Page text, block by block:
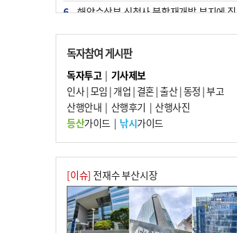
6
해양수산부 신청사 북항재개발 부지에 짓
7
지역 상권도 말라죽을 판이라…가뭄 속 밀
양물축제 강행 논란
8
통영시민 추석 전 35만 원 받는다
9
부산 철강공장 50대 노동자 추락사
10 국힘 부산시당, ‘정이한 조력’ 시의원 윤리
위에…‘한동훈 지지’도 신고접수
독자참여 게시판
독자투고| 기사제보
인사|모임 | 개업 | 결혼|출산|동정 |부고
산행안내 | 산행후기 | 산행사진
등산가이드| 낚시가이드
[이슈] 전재수 부산시장